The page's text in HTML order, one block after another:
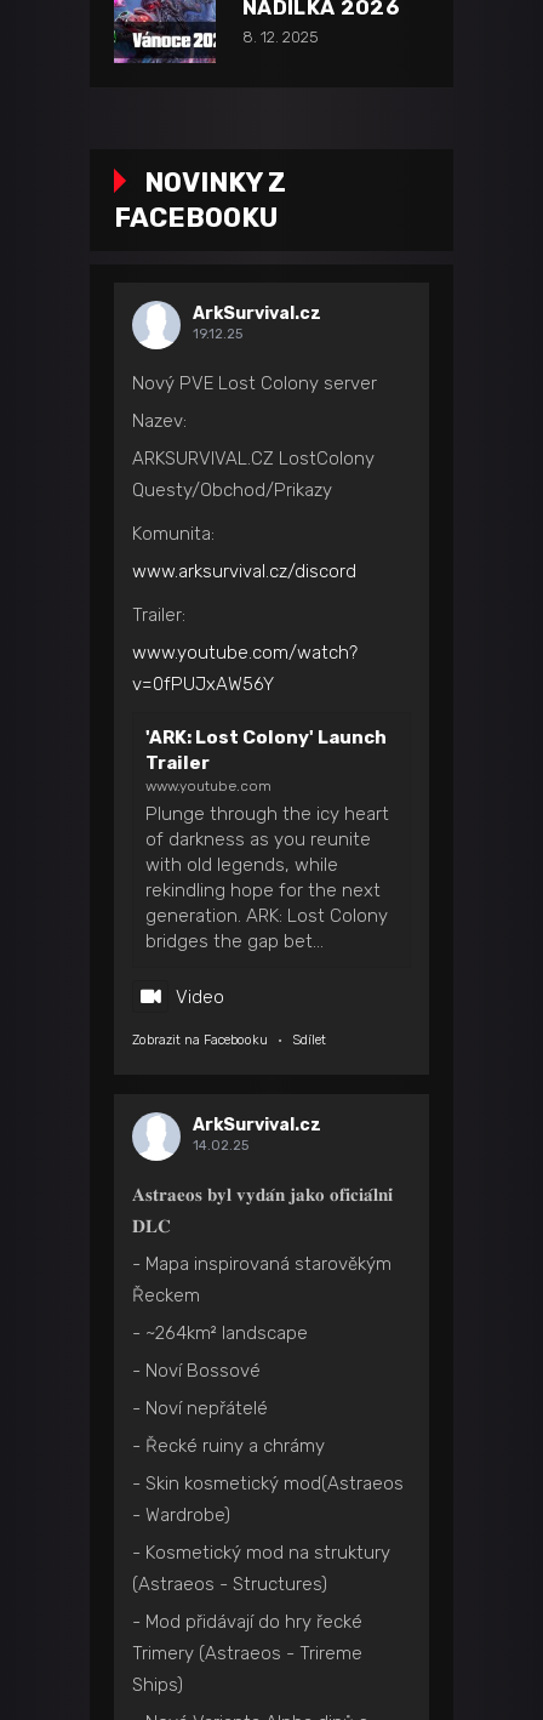
NADÍLKA 2026
8. 12. 2025
NOVINKY Z
FACEBOOKU
ArkSurvival.cz
19.12.25
Nový PVE Lost Colony server
Nazev:
ARKSURVIVAL.CZ LostColony
Questy/Obchod/Prikazy
Komunita:
www.arksurvival.cz/discord
Trailer:
www.youtube.com/watch?
v=0fPUJxAW56Y
'ARK: Lost Colony' Launch
Trailer
www.youtube.com
Plunge through the icy heart
of darkness as you reunite
with old legends, while
rekindling hope for the next
generation. ARK: Lost Colony
bridges the gap bet...
Video
Zobrazit na Facebooku · Sdílet
ArkSurvival.cz
14.02.25
𝐀𝐬𝐭𝐫𝐚𝐞𝐨𝐬 𝐛𝐲𝐥 𝐯𝐲𝐝𝐚́𝐧 𝐣𝐚𝐤𝐨 𝐨𝐟𝐢𝐜𝐢𝐚́𝐥𝐧𝐢́
𝐃𝐋𝐂
- Mapa inspirovaná starověkým
Řeckem
- ~264km² landscape
- Noví Bossové
- Noví nepřátelé
- Řecké ruiny a chrámy
- Skin kosmetický mod(Astraeos
- Wardrobe)
- Kosmetický mod na struktury
(Astraeos - Structures)
- Mod přidávají do hry řecké
Trimery (Astraeos - Trireme
Ships)